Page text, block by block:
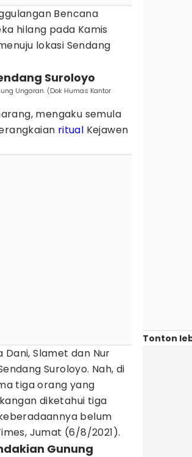
Bencana
hilang pada Kamis
lokasi Sendang
Suroloyo
Ungaran. (Dok Humas Kantor
mengaku semula
ritual Kejawen
Slamet dan Nur
Suroloyo. Nah, di
tiga orang yang
diketahui tiga
belum
Jumat (6/8/2021).
Gunung
Tonton